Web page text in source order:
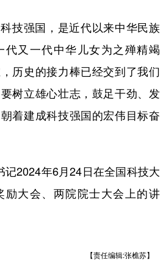
强国，是近代以来中华民族
代又一代中华儿女为之殚精竭
历史的接力棒已经交到了我们
树立雄心壮志，鼓足干劲、发
着建成科技强国的宏伟目标奋
2024年6月24日在全国科技大
励大会、两院院士大会上的讲
【责任编辑:张樵苏】